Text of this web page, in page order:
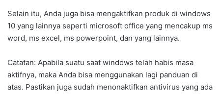
Selain itu, Anda juga bisa mengaktifkan produk di windows
10 yang lainnya seperti microsoft office yang mencakup ms
word, ms excel, ms powerpoint, dan yang lainnya.
Catatan: Apabila suatu saat windows telah habis masa
aktifnya, maka Anda bisa menggunakan lagi panduan di
atas. Pastikan juga sudah menonaktifkan antivirus yang ada